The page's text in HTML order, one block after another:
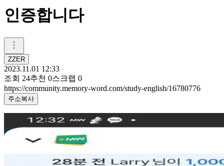
인증합니다
ZZER
2023.11.01 12:33
조회 24추천 0스크랩 0
https://community.memory-word.com/study-english/16780776
주소복사